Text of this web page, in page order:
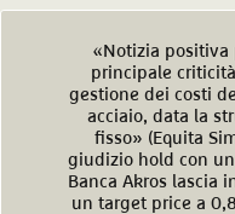
«Notizia positiva
principale
gestione dei costi
acciaio, data la
fisso» (Equita
giudizio hold con
Banca Akros lascia
un target price a